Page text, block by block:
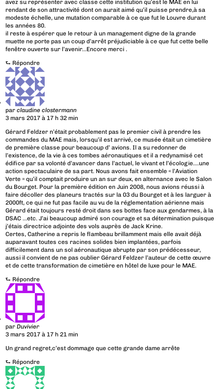
avez su représenter avec classe cette institution qu’est le MAE en lui
rendant de son attractivité dont on aurait aimé qu’il puisse prendre,à sa
modeste échelle, une mutation comparable à ce que fut le Louvre durant
les années 80.
il reste à espérer que le retour à un management digne de la grande
muette ne porte pas un coup d’arrêt préjudiciable à ce que fut cette belle
fenêtre ouverte sur l’avenir…Encore merci .
⮑ Répondre
parclaudine clostermann
3 mars 2017 à 17 h 32 min
Gérard Feldzer n’était probablement pas le premier civil à prendre les
commandes du MAE mais, lorsqu’il est arrivé, ce musée était un cimetière
de première classe pour beaucoup d’ avions. Il a su redonner de
l’existence, de la vie à ces tombes aéronautiques et il a redynamisé cet
édifice par sa volonté d’avancer dans l’actuel, le vivant et l’écologie….une
action spectaculaire de sa part. Nous avons fait ensemble « l’Aviation
Verte » qu’il comptait produire un an sur deux, en alternance avec le Salon
du Bourget. Pour la première édition en Juin 2008, nous avions réussi à
faire décoller des planeurs tractés sur la 03 du Bourget et à les larguer à
2000ft, ce qui ne fut pas facile au vu de la réglementation aérienne mais
Gérard était toujours resté droit dans ses bottes face aux gendarmes, à la
DSAC …etc. J’ai beaucoup admiré son courage et sa détermination puisque
j’étais directrice adjointe des vols auprès de Jack Krine.
Certes, Catherine a repris le flambeau brillamment mais elle avait déjà
auparavant toutes ces racines solides bien implantées, parfois
difficilement dans un sol aéronautique abrupte par son prédécesseur,
aussi il convient de ne pas oublier Gérard Feldzer l’auteur de cette œuvre
et de cette transformation de cimetière en hôtel de luxe pour le MAE.
⮑ Répondre
parDuvivier
3 mars 2017 à 17 h 21 min
Un grand regret,c’est dommage que cette grande dame arrête
⮑ Répondre